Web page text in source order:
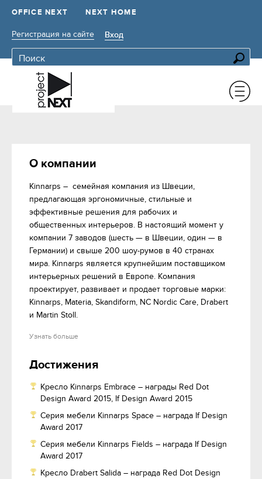
OFFICE NEXT NEXT HOME
Регистрация на сайте Вход
О компании
Kinnarps –  семейная компания из Швеции,
предлагающая эргономичные, стильные и
эффективные решения для рабочих и
общественных интерьеров. В настоящий момент у
компании 7 заводов (шесть — в Швеции, один — в
Германии) и свыше 200 шоу-румов в 40 странах
мира. Kinnarps является крупнейшим поставщиком
интерьерных решений в Европе. Компания
проектирует, развивает и продает торговые марки:
Kinnarps, Materia, Skandiform, NC Nordic Care, Drabert
и Martin Stoll.
Узнать больше
Достижения
Кресло Kinnarps Embrace – награды Red Dot
Design Award 2015, If Design Award 2015
Серия мебели Kinnarps Space – награда If Design
Award 2017
Серия мебели Kinnarps Fields – награда If Design
Award 2017
Кресло Drabert Salida – награда Red Dot Design